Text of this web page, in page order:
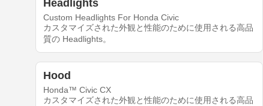
Headlights
Custom Headlights For Honda Civic
カスタマイズされた外観と性能のために使用される高品
質の Headlights。
Hood
Honda™ Civic CX
カスタマイズされた外観と性能のために使用される高品